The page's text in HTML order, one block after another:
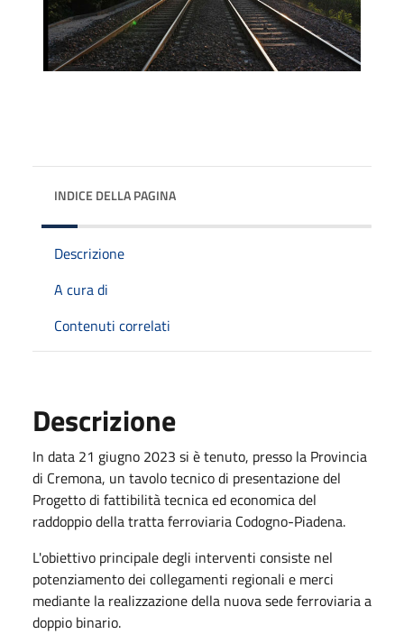
INDICE DELLA PAGINA
Descrizione
A cura di
Contenuti correlati
Descrizione
In data 21 giugno 2023 si è tenuto, presso la Provincia
di Cremona, un tavolo tecnico di presentazione del
Progetto di fattibilità tecnica ed economica del
raddoppio della tratta ferroviaria Codogno-Piadena.
L'obiettivo principale degli interventi consiste nel
potenziamento dei collegamenti regionali e merci
mediante la realizzazione della nuova sede ferroviaria a
doppio binario.